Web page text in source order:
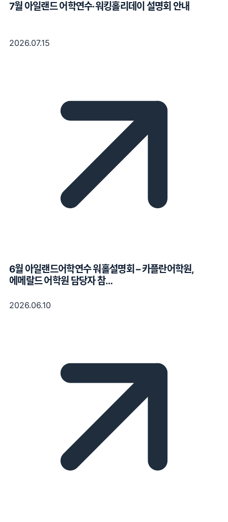
7월 아일랜드 어학연수·워킹홀리데이 설명회 안내
2026.07.15
6월 아일랜드어학연수 워홀설명회 – 카플란어학원,
에메랄드 어학원 담당자 참…
2026.06.10